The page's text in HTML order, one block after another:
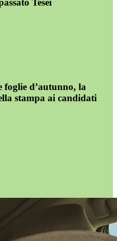
Tesei
foglie d’autunno, la
stampa ai candidati